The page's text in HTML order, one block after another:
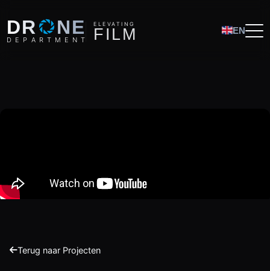
DRO NE
D E P A R T M E N T
ELEVATING
FI LM EN
Terug naar Projecten